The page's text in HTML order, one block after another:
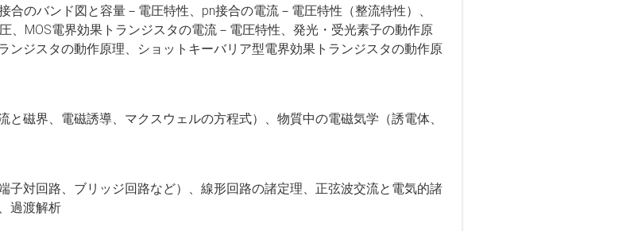
合のバンド図と容量－電圧特性、pn接合の電流－電圧特性（整流特性）、
、MOS電界効果トランジスタの電流－電圧特性、発光・受光素子の動作原
ンジスタの動作原理、ショットキーバリア型電界効果トランジスタの動作原
磁界、電磁誘導、マクスウェルの方程式）、物質中の電磁気学（誘電体、
子対回路、ブリッジ回路など）、線形回路の諸定理、正弦波交流と電気的諸
過渡解析